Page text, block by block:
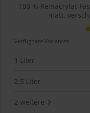
100 % Reinacrylat-
matt,
Verfügbare Varianten
1 Liter
2,5 Liter
2 weitere